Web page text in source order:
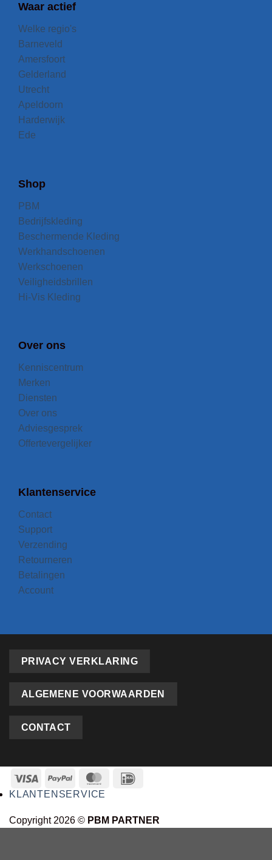
Waar actief
Welke regio's
Barneveld
Amersfoort
Gelderland
Utrecht
Apeldoorn
Harderwijk
Ede
Shop
PBM
Bedrijfskleding
Beschermende Kleding
Werkhandschoenen
Werkschoenen
Veiligheidsbrillen
Hi-Vis Kleding
Over ons
Kenniscentrum
Merken
Diensten
Over ons
Adviesgesprek
Offertevergelijker
Klantenservice
Contact
Support
Verzending
Retourneren
Betalingen
Account
PRIVACY VERKLARING
ALGEMENE VOORWAARDEN
CONTACT
KLANTENSERVICE
Copyright 2026 © PBM PARTNER